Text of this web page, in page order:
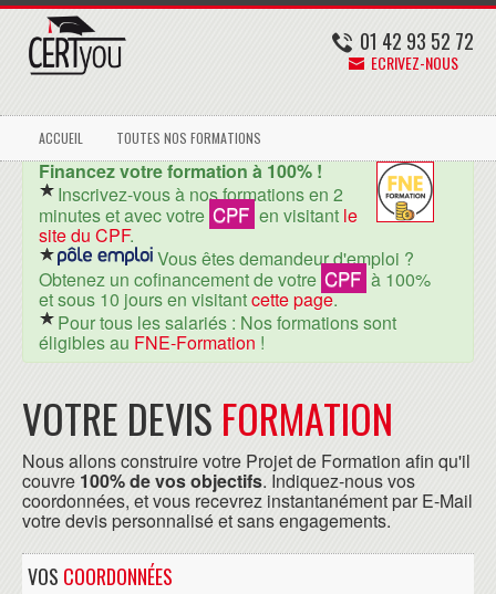
01 42 93 52 72
ECRIVEZ-NOUS
ACCUEIL TOUTES NOS FORMATIONS
Financez votre formation à 100% !
Inscrivez-vous à nos formations en 2
minutes et avec votre CPF en visitant le
site du CPF.
Vous êtes demandeur d'emploi ?
Obtenez un cofinancement de votre CPF à 100%
et sous 10 jours en visitantcette page.
Pour tous les salariés : Nos formations sont
éligibles au FNE-Formation !
VOTRE DEVIS FORMATION
Nous allons construire votre Projet de Formation afin qu'il
couvre 100% de vos objectifs. Indiquez-nous vos
coordonnées, et vous recevrez instantanément par E-Mail
votre devis personnalisé et sans engagements.
VOS COORDONNÉES